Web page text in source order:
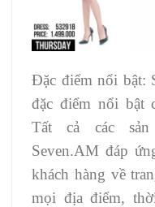
Đặc điểm nổi bật:
đặc điểm nổi bật
Tất cả các
Seven.AM đáp
khách hàng về
mọi địa điểm,